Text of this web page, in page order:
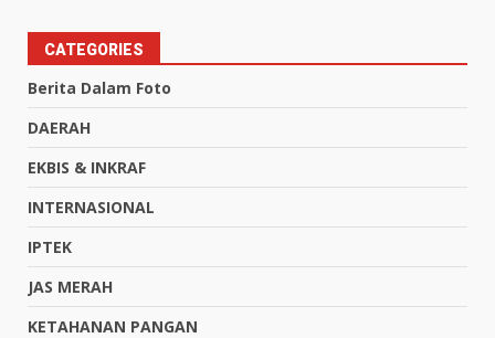
CATEGORIES
Berita Dalam Foto
DAERAH
EKBIS & INKRAF
INTERNASIONAL
IPTEK
JAS MERAH
KETAHANAN PANGAN